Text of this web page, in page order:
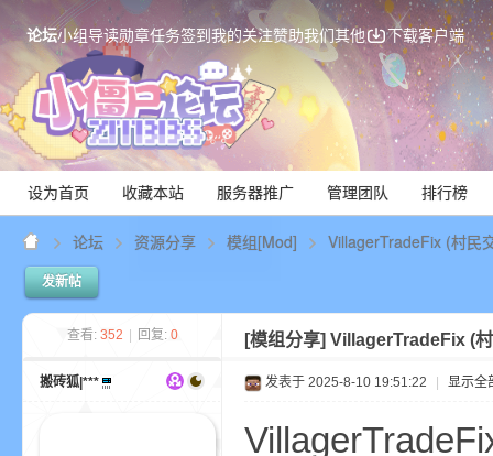
论坛小组导读勋章任务签到我的关注赞助我们其他 下载客户端
设为首页 收藏本站 服务器推广 管理团队 排行榜
论坛 资源分享 模组[Mod] VillagerTradeFix (村民
发新帖
查看: 352 回复: 0 [模组分享] VillagerTradeFix (
搬砖狐|*** 发表于 2025-8-10 19:51:22 显示全